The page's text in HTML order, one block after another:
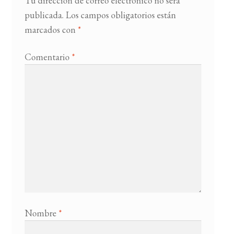
publicada. Los campos obligatorios están
marcados con *
Comentario *
Nombre *